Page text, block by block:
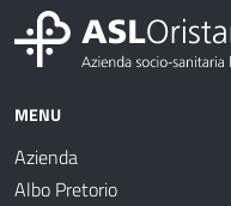
MENU
Azienda
Albo Pretorio